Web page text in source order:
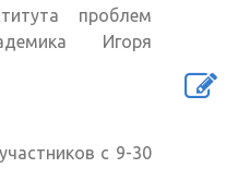
проблем
Игоря
с 9-30